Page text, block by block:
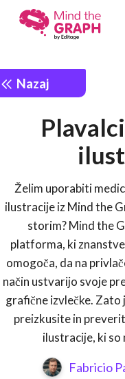
Nazaj
Želim uporabiti
ilustracije iz Mind the
storim? Mind the
platforma, ki
omogoča, da na
način ustvarijo svoje
grafične izvlečke. Zato
preizkusite in
ilustracije, ki so
Fabricio